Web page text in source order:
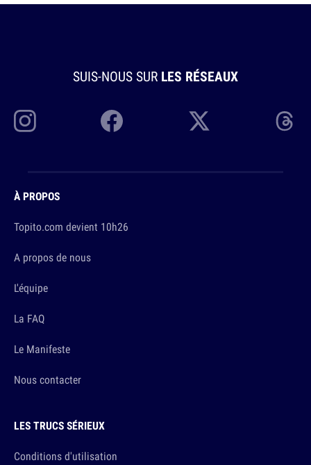
SUIS-NOUS SUR LES RÉSEAUX
À PROPOS
Topito.com devient 10h26
A propos de nous
L'équipe
La FAQ
Le Manifeste
Nous contacter
LES TRUCS SÉRIEUX
Conditions d'utilisation